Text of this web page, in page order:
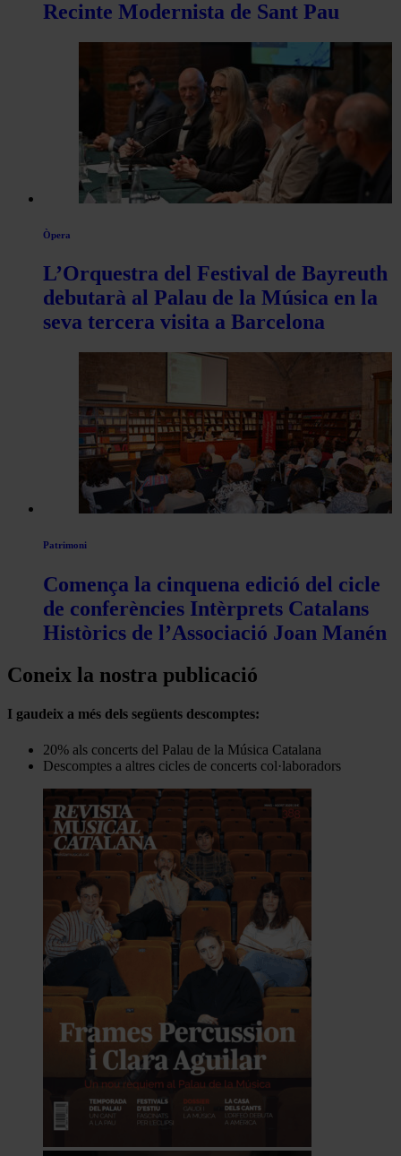
Recinte Modernista de Sant Pau
Òpera
L’Orquestra del Festival de Bayreuth
debutarà al Palau de la Música en la
seva tercera visita a Barcelona
Patrimoni
Comença la cinquena edició del cicle
de conferències Intèrprets Catalans
Històrics de l’Associació Joan Manén
Coneix la nostra publicació
I gaudeix a més dels següents descomptes:
20% als concerts del Palau de la Música Catalana
Descomptes a altres cicles de concerts col·laboradors